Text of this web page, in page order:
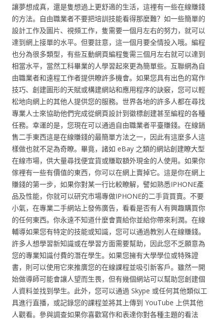
讓夢想成真，還是隻想過上更舒適的生活，這裡有一些在線賺錢
的方法。自由職業者不要把培訓技能看得那麼難？如一些簡單的
設計工作及圖片、視頻工作，隻需要一個月左右的努力，就可以
達到網上接單的水平。但要註意，這一個月要全情投入哦。編程
也分為很多類型，有些互動網頁編程隻需三個月左右就可以達到
相當水平，當然工科畢業的人學習起來更為簡單些。互聯網為自
由職業者和遠程工作者提供瞭許多機會。如果您具有出色的寫作
技巧、創建圖形的天賦或構建網站和應用程序的訣竅，您可以輕
松地向網上的其他人提供您的服務。世界各地的許多人都在尋找
專業人士來協助他們完成從網頁設計到徽標創建甚至編程的各種
任務。幸運的是，您現在可以通過自由職業者平臺賺錢。在線銷
售二手東西這是在線賺錢的最簡單方法之一，因此有這麼多人這
樣做也就不足為奇瞭。畢竟，諸如 eBay 之類的網站創建瞭大型
在線市場，供大量尋找便宜貨或賺取額外現金的人使用。如果你
傢裡有一些有價值的東西，你可以在網上賣掉它。這是你在網上
賺錢的第一步，如果你對某一行比較瞭解，譬如熟悉IPHONE產
品及性能，你就可以研究市場專做IPHONE的二手貨買賣。不要
小氣，在專業二手網站上發佈廣告，看看是否有人有興趣購買你
的任何東西。你永遠不知道什麼會賣給你並給你帶來利潤。在線
輔導如果您有特定的技能或知識，您可以通過教別人在線賺錢。
許多人想學習新知識或在學習方面需要幫助，因此您不乏願意為
您的專業知識付費的潛在學生。如果您擁有大學學位或特殊證
書，則可以使用它來推廣您的在線課程並吸引新客戶。雖然一開
始做導師可能會讓人望而生畏，但有幾個網站可以幫助您創建個
人資料並找到學生。此外，您可以通過 Skype 或任何其他類似工
具進行直播，或記錄您的課程並將其上傳到 YouTube 上供其他
人觀看。參與調查如果你喜歡寫作和表達你對各種主題的看法